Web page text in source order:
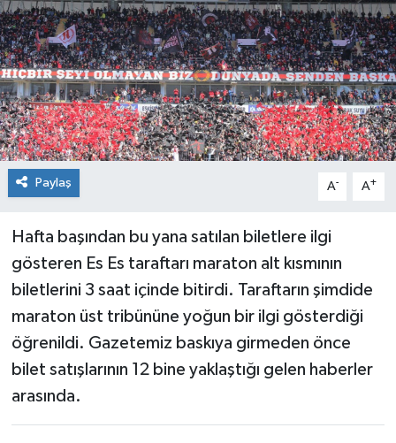
Paylaş A- A+
Hafta başından bu yana satılan biletlere ilgi
gösteren Es Es taraftarı maraton alt kısmının
biletlerini 3 saat içinde bitirdi. Taraftarın şimdide
maraton üst tribününe yoğun bir ilgi gösterdiği
öğrenildi. Gazetemiz baskıya girmeden önce
bilet satışlarının 12 bine yaklaştığı gelen haberler
arasında.
Spor